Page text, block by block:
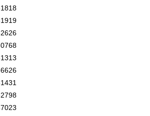
先享後付」後，將跳轉至「AFTEE先享後付」
確認金額後，即可完成結帳。
收到繳費通知簡訊。
天內，點擊此簡訊中的連結，可透過四大超商／
方式進行付款，方視為交易完成。
下不需立刻繳費，但若您需要取消訂單，請聯絡
同意取消之訂單仍視為有效，需透過AFTEE先享
消欲退款等相關疑問，請聯繫「AFTEE先享後付
support/home